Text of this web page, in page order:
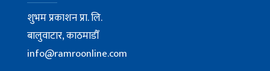
शुभम प्रकाशन प्रा. लि.
बालुवाटार, काठमाडौँ
info@ramroonline.com